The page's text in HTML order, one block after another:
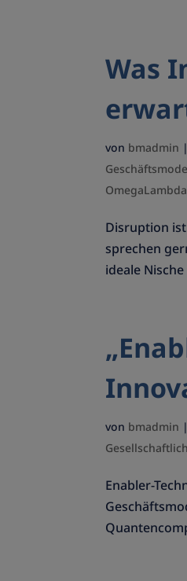
Was
von bmadmin |
Disruption
sprechen
ideale
von bmadmin
Enabler-